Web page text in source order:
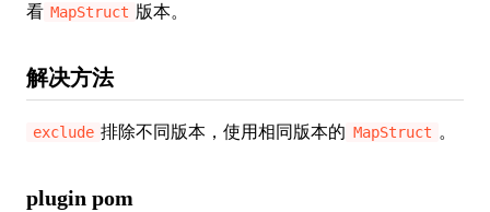
看 MapStruct 版本。
解决方法
exclude 排除不同版本，使用相同版本的 MapStruct 。
plugin pom